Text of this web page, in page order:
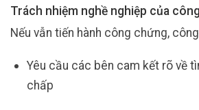
Trách nhiệm nghề nghiệp của
Nếu vẫn tiến hành công chứng,
Yêu cầu các bên cam kết rõ về
chấp